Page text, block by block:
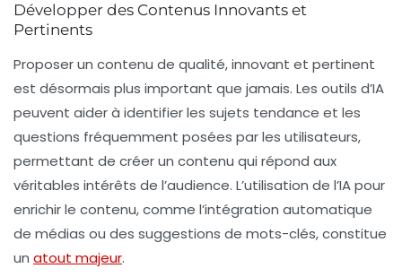
Développer des Contenus Innovants et
Pertinents
Proposer un contenu de qualité, innovant et pertinent
est désormais plus important que jamais. Les outils d’IA
peuvent aider à identifier les sujets tendance et les
questions fréquemment posées par les utilisateurs,
permettant de créer un contenu qui répond aux
véritables intérêts de l’audience. L’utilisation de l’IA pour
enrichir le contenu, comme l’intégration automatique
de médias ou des suggestions de mots-clés, constitue
un atout majeur.